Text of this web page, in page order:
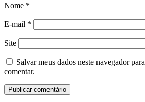
Nome *
E-mail *
Site
Salvar meus dados neste navegador
comentar.